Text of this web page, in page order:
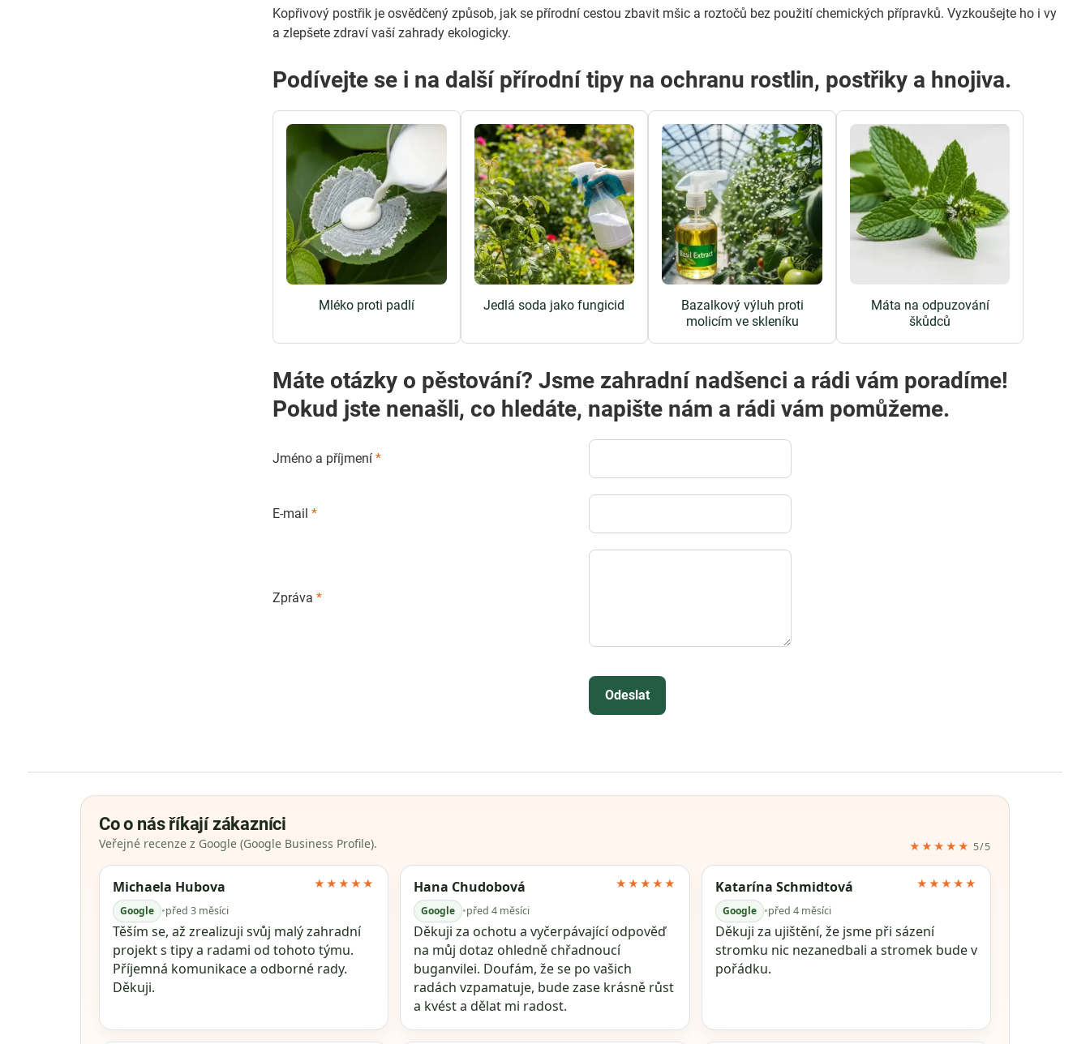
Kopřivový postřik je osvědčený způsob, jak se přírodní cestou zbavit mšic a roztočů bez použití chemických přípravků. Vyzkoušejte ho i vy
a zlepšete zdraví vaší zahrady ekologicky.
Podívejte se i na další přírodní tipy na ochranu rostlin, postřiky a hnojiva.
Mléko proti padlí Jedlá soda jako fungicid
Bazalkový výluh proti
molicím ve skleníku
Máta na odpuzování
škůdců
Máte otázky o pěstování? Jsme zahradní nadšenci a rádi vám poradíme!
Pokud jste nenašli, co hledáte, napište nám a rádi vám pomůžeme.
Jméno a příjmení*
E-mail*
Zpráva*
Odeslat
Co o nás říkají zákazníci
Veřejné recenze z Google (Google Business Profile). ★★★★★ 5/5
Michaela Hubova
Google •před 3 měsíci
★★★★★
Těším se, až zrealizuji svůj malý zahradní
projekt s tipy a radami od tohoto týmu.
Příjemná komunikace a odborné rady.
Děkuji.
Hana Chudobová
Google •před 4 měsíci
★★★★★
Děkuji za ochotu a vyčerpávající odpověď
na můj dotaz ohledně chřadnoucí
buganvilei. Doufám, že se po vašich
radách vzpamatuje, bude zase krásně růst
a kvést a dělat mi radost.
Katarína Schmidtová
Google •před 4 měsíci
★★★★★
Děkuji za ujištění, že jsme při sázení
stromku nic nezanedbali a stromek bude v
pořádku.